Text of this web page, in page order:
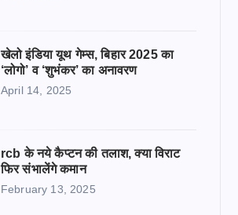
खेलो इंडिया यूथ गेम्स, बिहार 2025 का
‘लोगो’ व ‘शुभंकर’ का अनावरण
April 14, 2025
rcb के नये कैप्टन की तलाश, क्या विराट
फिर संभालेंगे कमान
February 13, 2025